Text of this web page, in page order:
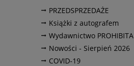
PRZEDSPRZEDAŻE
Książki z autografem
Wydawnictwo PROHIBITA
Nowości - Sierpień 2026
COVID-19